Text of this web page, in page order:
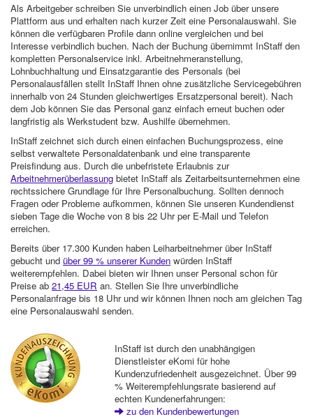
Als Arbeitgeber schreiben Sie unverbindlich einen Job über unsere
Plattform aus und erhalten nach kurzer Zeit eine Personalauswahl. Sie
können die verfügbaren Profile dann online vergleichen und bei
Interesse verbindlich buchen. Nach der Buchung übernimmt InStaff den
kompletten Personalservice inkl. Arbeitnehmeranstellung,
Lohnbuchhaltung und Einsatzgarantie des Personals (bei
Personalausfällen stellt InStaff Ihnen ohne zusätzliche Servicegebühren
innerhalb von 24 Stunden gleichwertiges Ersatzpersonal bereit). Nach
dem Job können Sie das Personal ganz einfach erneut buchen oder
langfristig als Werkstudent bzw. Aushilfe übernehmen.
InStaff zeichnet sich durch einen einfachen Buchungsprozess, eine
selbst verwaltete Personaldatenbank und eine transparente
Preisfindung aus. Durch die unbefristete Erlaubnis zur
Arbeitnehmerüberlassung bietet InStaff als Zeitarbeitsunternehmen eine
rechtssichere Grundlage für Ihre Personalbuchung. Sollten dennoch
Fragen oder Probleme aufkommen, können Sie unseren Kundendienst
sieben Tage die Woche von 8 bis 22 Uhr per E-Mail und Telefon
erreichen.
Bereits über 17.300 Kunden haben Leiharbeitnehmer über InStaff
gebucht und über 99 % unserer Kunden würden InStaff
weiterempfehlen. Dabei bieten wir Ihnen unser Personal schon für
Preise ab 21,45 EUR an. Stellen Sie Ihre unverbindliche
Personalanfrage bis 18 Uhr und wir können Ihnen noch am gleichen Tag
eine Personalauswahl senden.
InStaff ist durch den unabhängigen
Dienstleister eKomi für hohe
Kundenzufriedenheit ausgezeichnet. Über 99
% Weiterempfehlungsrate basierend auf
echten Kundenerfahrungen:
zu den Kundenbewertungen